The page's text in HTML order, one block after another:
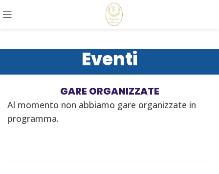
Eventi
GARE ORGANIZZATE
Al momento non abbiamo gare organizzate in
programma.